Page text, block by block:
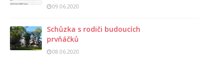
09.06.2020
Schůzka s rodiči budoucích
prvňáčků
08.06.2020